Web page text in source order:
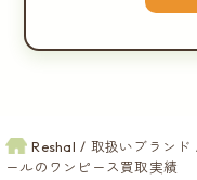
Reshal 取扱いブランド
ールのワンピース買取実績